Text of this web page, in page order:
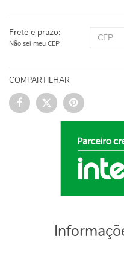
Frete e prazo:
Não sei meu CEP
COMPARTILHAR